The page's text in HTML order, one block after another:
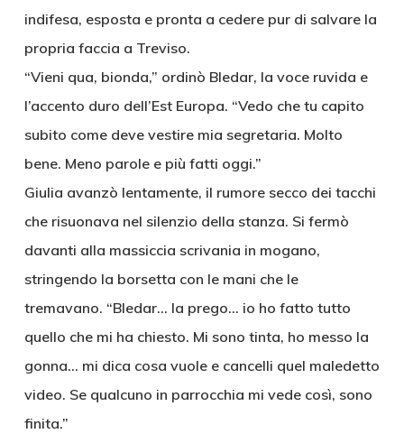
indifesa, esposta e pronta a cedere pur di salvare la
propria faccia a Treviso.
“Vieni qua, bionda,” ordinò Bledar, la voce ruvida e
l’accento duro dell’Est Europa. “Vedo che tu capito
subito come deve vestire mia segretaria. Molto
bene. Meno parole e più fatti oggi.”
Giulia avanzò lentamente, il rumore secco dei tacchi
che risuonava nel silenzio della stanza. Si fermò
davanti alla massiccia scrivania in mogano,
stringendo la borsetta con le mani che le
tremavano. “Bledar… la prego… io ho fatto tutto
quello che mi ha chiesto. Mi sono tinta, ho messo la
gonna… mi dica cosa vuole e cancelli quel maledetto
video. Se qualcuno in parrocchia mi vede così, sono
finita.”